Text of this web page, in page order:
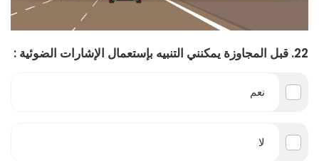
22. قبل المجاوزة يمكنني التنبيه بإستعمال الإشارات الضوئية :
نعم
لا